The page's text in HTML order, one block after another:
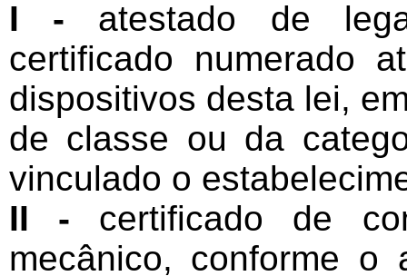
I - atestado de
certificado numerado
dispositivos desta lei,
de classe ou da
vinculado o
II - certificado de
mecânico, conforme